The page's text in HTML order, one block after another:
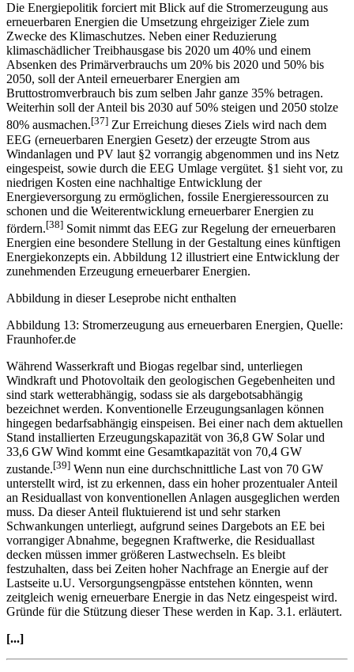
Die Energiepolitik forciert mit Blick auf die Stromerzeugung aus
erneuerbaren Energien die Umsetzung ehrgeiziger Ziele zum
Zwecke des Klimaschutzes. Neben einer Reduzierung
klimaschädlicher Treibhausgase bis 2020 um 40% und einem
Absenken des Primärverbrauchs um 20% bis 2020 und 50% bis
2050, soll der Anteil erneuerbarer Energien am
Bruttostromverbrauch bis zum selben Jahr ganze 35% betragen.
Weiterhin soll der Anteil bis 2030 auf 50% steigen und 2050 stolze
80% ausmachen.[37] Zur Erreichung dieses Ziels wird nach dem
EEG (erneuerbaren Energien Gesetz) der erzeugte Strom aus
Windanlagen und PV laut §2 vorrangig abgenommen und ins Netz
eingespeist, sowie durch die EEG Umlage vergütet. §1 sieht vor, zu
niedrigen Kosten eine nachhaltige Entwicklung der
Energieversorgung zu ermöglichen, fossile Energieressourcen zu
schonen und die Weiterentwicklung erneuerbarer Energien zu
fördern.[38] Somit nimmt das EEG zur Regelung der erneuerbaren
Energien eine besondere Stellung in der Gestaltung eines künftigen
Energiekonzepts ein. Abbildung 12 illustriert eine Entwicklung der
zunehmenden Erzeugung erneuerbarer Energien.
Abbildung in dieser Leseprobe nicht enthalten
Abbildung 13: Stromerzeugung aus erneuerbaren Energien, Quelle:
Fraunhofer.de
Während Wasserkraft und Biogas regelbar sind, unterliegen
Windkraft und Photovoltaik den geologischen Gegebenheiten und
sind stark wetterabhängig, sodass sie als dargebotsabhängig
bezeichnet werden. Konventionelle Erzeugungsanlagen können
hingegen bedarfsabhängig einspeisen. Bei einer nach dem aktuellen
Stand installierten Erzeugungskapazität von 36,8 GW Solar und
33,6 GW Wind kommt eine Gesamtkapazität von 70,4 GW
zustande.[39] Wenn nun eine durchschnittliche Last von 70 GW
unterstellt wird, ist zu erkennen, dass ein hoher prozentualer Anteil
an Residuallast von konventionellen Anlagen ausgeglichen werden
muss. Da dieser Anteil fluktuierend ist und sehr starken
Schwankungen unterliegt, aufgrund seines Dargebots an EE bei
vorrangiger Abnahme, begegnen Kraftwerke, die Residuallast
decken müssen immer größeren Lastwechseln. Es bleibt
festzuhalten, dass bei Zeiten hoher Nachfrage an Energie auf der
Lastseite u.U. Versorgungsengpässe entstehen könnten, wenn
zeitgleich wenig erneuerbare Energie in das Netz eingespeist wird.
Gründe für die Stützung dieser These werden in Kap. 3.1. erläutert.
[...]